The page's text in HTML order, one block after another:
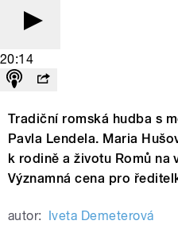
20:14
Tradiční romská hudba s
Pavla Lendela. Maria
k rodině a životu Romů na
Významná cena pro
autor: Iveta Demeterová